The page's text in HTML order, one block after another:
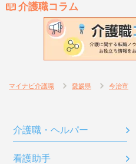
介護職コラム
マイナビ介護職 愛媛県 今治市
介護職・ヘルパー
看護助手